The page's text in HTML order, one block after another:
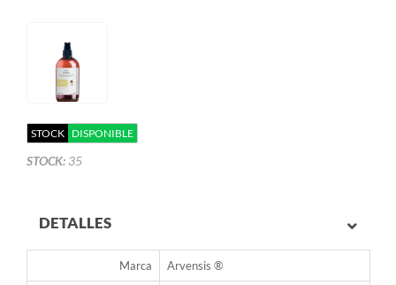
STOCK DISPONIBLE
STOCK: 35
DETALLES
Marca Arvensis ®